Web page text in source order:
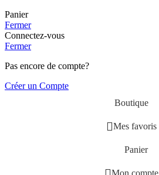
Panier
Fermer
Connectez-vous
Fermer
Pas encore de compte?
Créer un Compte
Boutique
Mes favoris
Panier
Mon compte